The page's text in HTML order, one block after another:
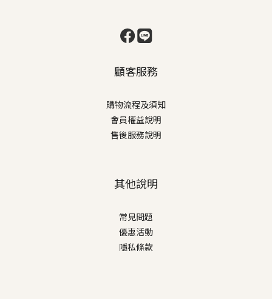
顧客服務
購物流程及須知
會員權益說明
售後服務說明
其他說明
常見問題
優惠活動
隱私條款